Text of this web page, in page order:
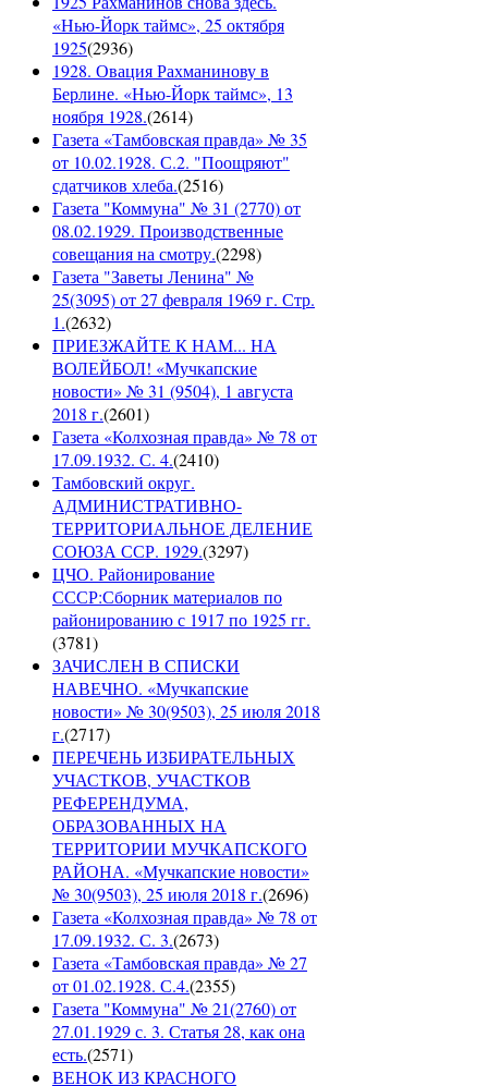
«Нью-Йорк таймс», 25 октября
1925(2936)
1928. Овация Рахманинову в
Берлине. «Нью-Йорк таймс», 13
ноября 1928.(2614)
Газета «Тамбовская правда» № 35
от 10.02.1928. С.2. "Поощряют"
сдатчиков хлеба.(2516)
Газета "Коммуна" № 31 (2770) от
08.02.1929. Производственные
совещания на смотру.(2298)
Газета "Заветы Ленина" №
25(3095) от 27 февраля 1969 г. Стр.
1.(2632)
ПРИЕЗЖАЙТЕ К НАМ... НА
ВОЛЕЙБОЛ! «Мучкапские
новости» № 31 (9504), 1 августа
2018 г.(2601)
Газета «Колхозная правда» № 78 от
17.09.1932. С. 4.(2410)
Тамбовский округ.
АДМИНИСТРАТИВНО-
ТЕРРИТОРИАЛЬНОЕ ДЕЛЕНИЕ
СОЮЗА ССР. 1929.(3297)
ЦЧО. Районирование
СССР:Сборник материалов по
районированию с 1917 по 1925 гг.
(3781)
ЗАЧИСЛЕН В СПИСКИ
НАВЕЧНО. «Мучкапские
новости» № 30(9503), 25 июля 2018
г.(2717)
ПЕРЕЧЕНЬ ИЗБИРАТЕЛЬНЫХ
УЧАСТКОВ, УЧАСТКОВ
РЕФЕРЕНДУМА,
ОБРАЗОВАННЫХ НА
ТЕРРИТОРИИ МУЧКАПСКОГО
РАЙОНА. «Мучкапские новости»
№ 30(9503), 25 июля 2018 г.(2696)
Газета «Колхозная правда» № 78 от
17.09.1932. С. 3.(2673)
Газета «Тамбовская правда» № 27
от 01.02.1928. С.4.(2355)
Газета "Коммуна" № 21(2760) от
27.01.1929 с. 3. Статья 28, как она
есть.(2571)
ВЕНОК ИЗ КРАСНОГО